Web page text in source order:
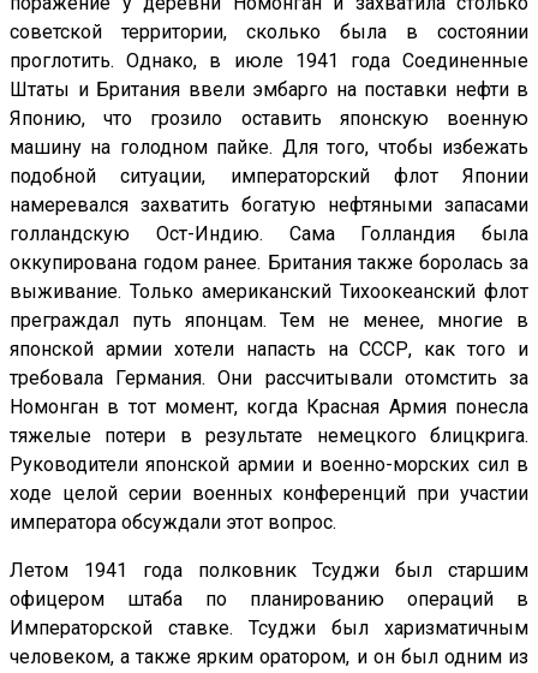
советской территории, сколько была в состоянии
проглотить. Однако, в июле 1941 года Соединенные
Штаты и Британия ввели эмбарго на поставки нефти в
Японию, что грозило оставить японскую военную
машину на голодном пайке. Для того, чтобы избежать
подобной ситуации, императорский флот Японии
намеревался захватить богатую нефтяными запасами
голландскую Ост-Индию. Сама Голландия была
оккупирована годом ранее. Британия также боролась за
выживание. Только американский Тихоокеанский флот
преграждал путь японцам. Тем не менее, многие в
японской армии хотели напасть на СССР, как того и
требовала Германия. Они рассчитывали отомстить за
Номонган в тот момент, когда Красная Армия понесла
тяжелые потери в результате немецкого блицкрига.
Руководители японской армии и военно-морских сил в
ходе целой серии военных конференций при участии
императора обсуждали этот вопрос.
Летом 1941 года полковник Тсуджи был старшим
офицером штаба по планированию операций в
Императорской ставке. Тсуджи был харизматичным
человеком, а также ярким оратором, и он был одним из